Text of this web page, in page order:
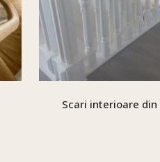
Scari interioare